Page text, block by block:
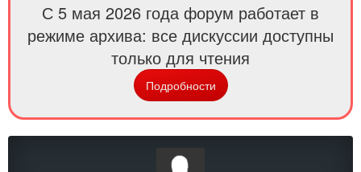
С 5 мая 2026 года форум работает в
режиме архива: все дискуссии доступны
только для чтения
Подробности